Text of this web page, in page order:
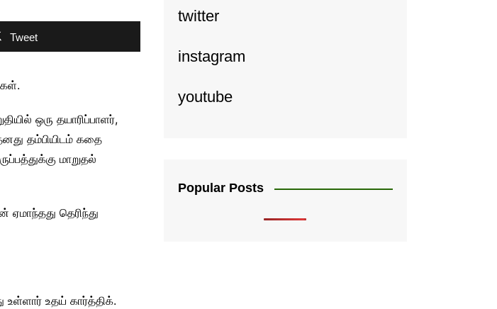
Tweet
ஒரு தயாரிப்பாளர்,
தம்பியிடம் கதை
மாறுதல்
ஏமாந்தது தெரிந்து
உள்ளார் உதய் கார்த்திக்.
twitter
instagram
youtube
Popular Posts